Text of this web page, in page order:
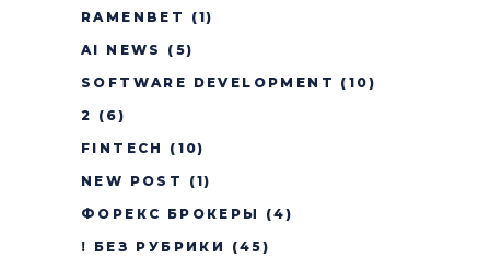
RAMENBET
(1)
AI NEWS
(5)
SOFTWARE DEVELOPMENT (10)
2 (6)
FINTECH
(10)
NEW POST
(1)
ФОРЕКС БРОКЕРЫ
(4)
! БЕЗ РУБРИКИ
(45)